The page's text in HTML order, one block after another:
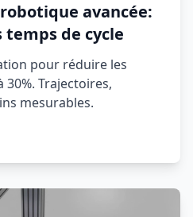
avancée:
de cycle
pour réduire les
30%. Trajectoires,
mesurables.